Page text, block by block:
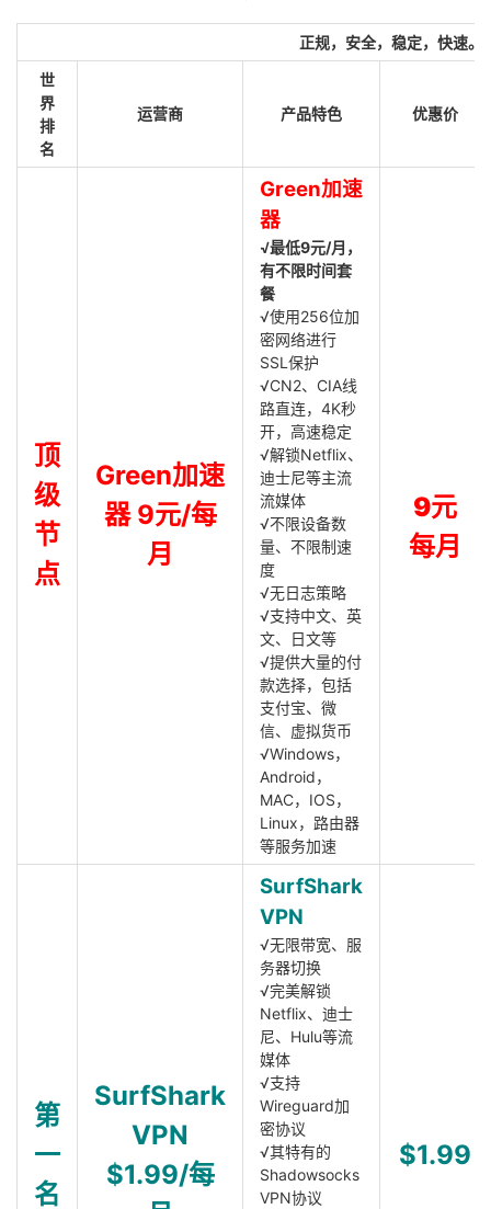
正规，安全，稳定，快速。
世
界
排
名
运营商 产品特色 优惠价
顶
级
节
点
Green加速
器 9元/每
月
Green加速
器
√最低9元/月，
有不限时间套
餐
√使用256位加
密网络进行
SSL保护
√CN2、CIA线
路直连，4K秒
开，高速稳定
√解锁Netflix、
迪士尼等主流
流媒体
√不限设备数
量、不限制速
度
√无日志策略
√支持中文、英
文、日文等
√提供大量的付
款选择，包括
支付宝、微
信、虚拟货币
√Windows，
Android，
MAC，IOS，
Linux，路由器
等服务加速
9元
每月
第
一
名
SurfShark
VPN
$1.99/每
SurfShark
VPN
√无限带宽、服
务器切换
√完美解锁
Netflix、迪士
尼、Hulu等流
媒体
√支持
Wireguard加
密协议
√其特有的
Shadowsocks
VPN协议
$1.99